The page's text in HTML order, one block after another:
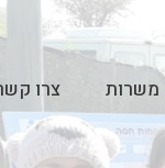
משרות צרו